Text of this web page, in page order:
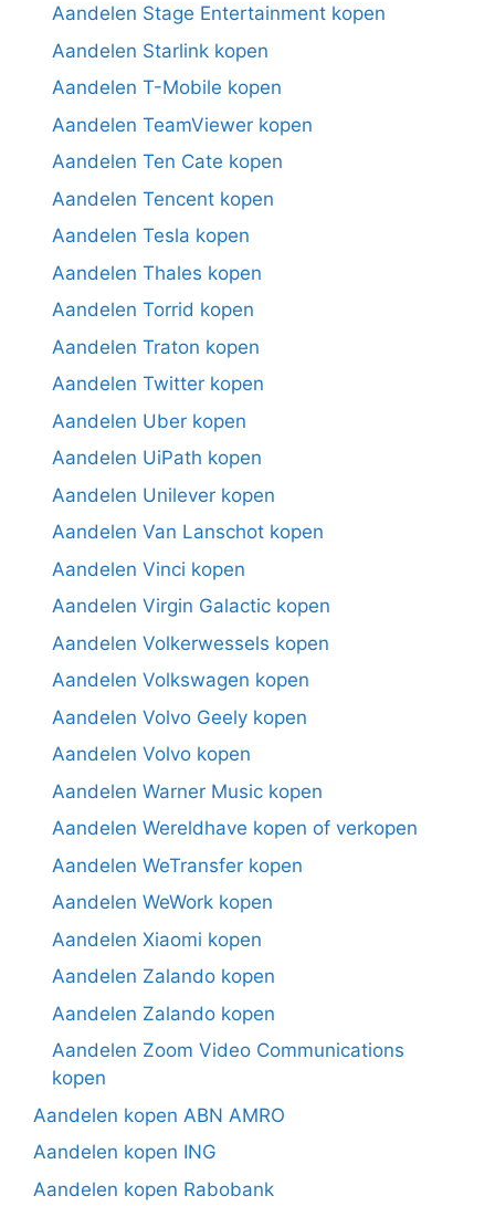
Aandelen Stage Entertainment kopen
Aandelen Starlink kopen
Aandelen T-Mobile kopen
Aandelen TeamViewer kopen
Aandelen Ten Cate kopen
Aandelen Tencent kopen
Aandelen Tesla kopen
Aandelen Thales kopen
Aandelen Torrid kopen
Aandelen Traton kopen
Aandelen Twitter kopen
Aandelen Uber kopen
Aandelen UiPath kopen
Aandelen Unilever kopen
Aandelen Van Lanschot kopen
Aandelen Vinci kopen
Aandelen Virgin Galactic kopen
Aandelen Volkerwessels kopen
Aandelen Volkswagen kopen
Aandelen Volvo Geely kopen
Aandelen Volvo kopen
Aandelen Warner Music kopen
Aandelen Wereldhave kopen of verkopen
Aandelen WeTransfer kopen
Aandelen WeWork kopen
Aandelen Xiaomi kopen
Aandelen Zalando kopen
Aandelen Zalando kopen
Aandelen Zoom Video Communications
kopen
Aandelen kopen ABN AMRO
Aandelen kopen ING
Aandelen kopen Rabobank